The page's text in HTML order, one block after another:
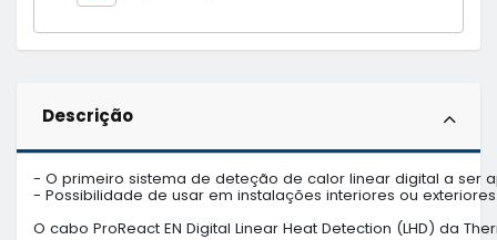
Descrição
- O primeiro sistema de deteção de calor linear digital a ser
- Possibilidade de usar em instalações interiores ou
O cabo ProReact EN Digital Linear Heat Detection (LHD) da